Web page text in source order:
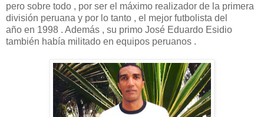
pero sobre todo , por ser el máximo realizador de la primera
división peruana y por lo tanto , el mejor futbolista del
año en 1998 . Además , su primo José Eduardo Esidio
también había militado en equipos peruanos .